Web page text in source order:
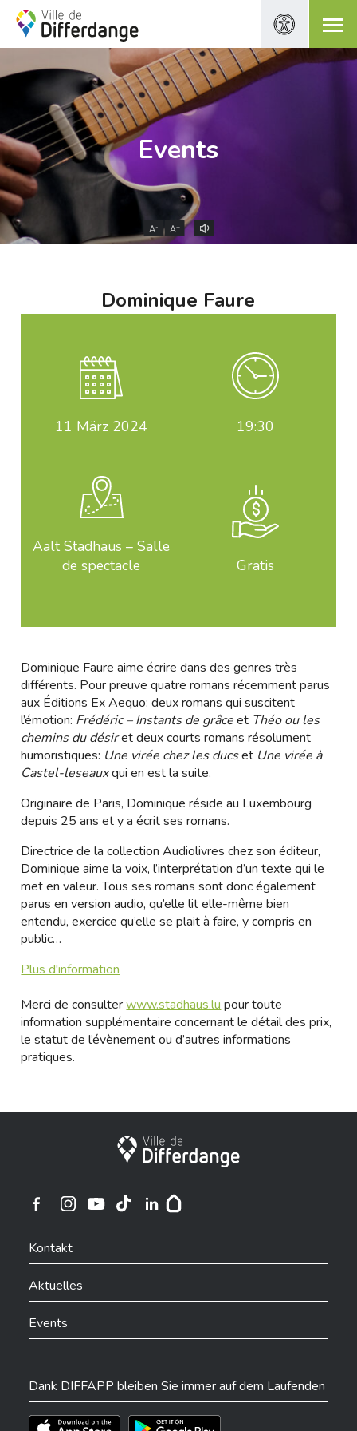
Events
A- A+
Dominique Faure
11 März 2024 19:30
Aalt Stadhaus – Salle
de spectacle
Gratis
Dominique Faure aime écrire dans des genres très
différents. Pour preuve quatre romans récemment parus
aux Éditions Ex Aequo: deux romans qui suscitent
l’émotion: Frédéric – Instants de grâceet Théo ou les
chemins du désiret deux courts romans résolument
humoristiques: Une virée chez les ducset Une virée à
Castel-leseauxqui en est la suite.
Originaire de Paris, Dominique réside au Luxembourg
depuis 25 ans et y a écrit ses romans.
Directrice de la collection Audiolivres chez son éditeur,
Dominique aime la voix, l’interprétation d’un texte qui le
met en valeur. Tous ses romans sont donc également
parus en version audio, qu’elle lit elle-même bien
entendu, exercice qu’elle se plait à faire, y compris en
public…
Plus d'information
Merci de consulterwww.stadhaus.lupour toute
information supplémentaire concernant le détail des prix,
le statut de l’évènement ou d’autres informations
pratiques.
Stadt Differdingen
Ville de Differdange sur Instagram
Kontakt
Aktuelles
Events
Dank DIFFAPP bleiben Sie immer auf dem Laufenden
Téléchargez l'app sur l'App StoreTéléchargez l'app sur Play Store